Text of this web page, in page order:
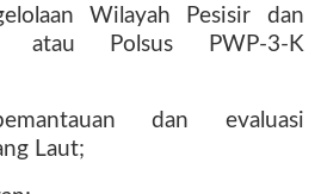
Wilayah Pesisir dan
atau Polsus PWP-3-K
dan evaluasi
Laut;